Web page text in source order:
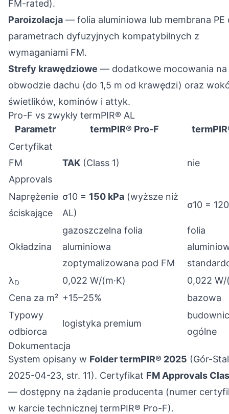
FM-rated).
Paroizolacja — folia aluminiowa lub membrana PE
parametrach dyfuzyjnych kompatybilnych z
wymaganiami FM.
Strefy krawędziowe — dodatkowe mocowania na
obwodzie dachu (do 1,5 m od krawędzi) oraz
świetlików, kominów i attyk.
Pro-F vs zwykły termPIR® AL
Parametr
termPIR® Pro-F
Certyfikat
FM
Approvals
TAK (Class 1) nie
Naprężenie
ściskające
σ10 = 150 kPa (wyższe niż
AL)
σ10 =
Okładzina
gazoszczelna folia
aluminiowa
zoptymalizowana pod FM
folia
λD 0,022 W/(m·K)
0,022 W/
Cena za m² +15–25%
bazowa
Typowy
odbiorca
logistyka premium
ogólne
Dokumentacja
System opisany w Folder termPIR® 2025 (Gór-
2025-04-23, str. 11). Certyfikat FM Approvals
— dostępny na żądanie producenta (numer
w karcie technicznej termPIR® Pro-F).